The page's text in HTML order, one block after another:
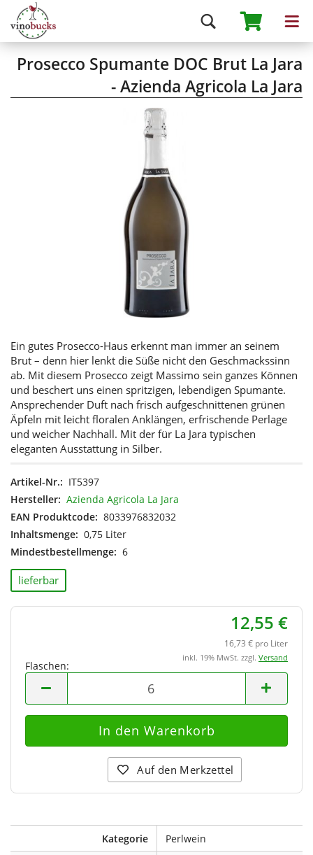
Prosecco Spumante DOC Brut La Jara
- Azienda Agricola La Jara
Ein gutes Prosecco-Haus erkennt man immer an seinem
Brut – denn hier lenkt die Süße nicht den Geschmackssinn
ab. Mit diesem Prosecco zeigt Massimo sein ganzes Können
und beschert uns einen spritzigen, lebendigen Spumante.
Ansprechender Duft nach frisch aufgeschnittenen grünen
Äpfeln mit leicht floralen Anklängen, erfrischende Perlage
und weicher Nachhall. Mit der für La Jara typischen
eleganten Ausstattung in Silber.
Artikel-Nr.: IT5397
Hersteller: Azienda Agricola La Jara
EAN Produktcode: 8033976832032
Inhaltsmenge: 0,75 Liter
Mindestbestellmenge: 6
lieferbar
12,55 €
16,73 € pro Liter
inkl. 19% MwSt. zzgl. Versand
Flaschen:
Flaschen
Auf den Merkzettel
Kategorie
Perlwein